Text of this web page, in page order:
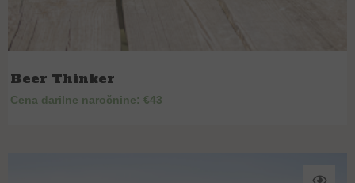
Beer Thinker
Cena darilne naročnine: €43